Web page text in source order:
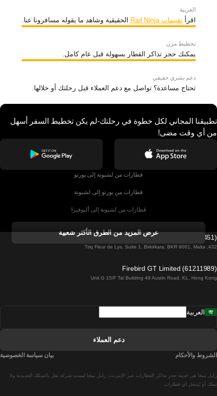
العربية
اقرأتقييمات Rail Ninja الحقيقية وشاهد ما يقوله مسافرونا عنا.
تخطيط مرن
يمكنك حجز تذاكر القطار بسهولة قبل عام كامل.
دعم بشري حقيقي
تحتاج مساعدة؟ تواصل مع دعم العملاء قبل رحلتك أو خلالها.
تطبيقنا المجاني لكل خطوة في رحلتك-لم يكن تخطيط السفر أسهل
من أي وقت مضى!
قطارات من لشبونة إلى بورتو
قطارات من بورتو إلى لشبونة
قطارات من لشبونة إلى ألبوفيرا
قطارات من ألبوفيرا إلى لشبونة
قطارات من لشبونة إلى لاغوس
قطارات من لشبونة إلى مدريد
عرض المزيد من الطرق الأكثر شعبية
Firebird GT Limited (OC 1451)
432, Triq Fleur de Lys, Suite 1, Birkirkara, BKR 9061, Malta
Firebird GT Limited (61211989)
Unit G 15/F Tal Building 49 Austin Road, KL, Hong Kong
رايل نينجا هي خدمة حجز تذاكر القطارات عبر الإنترنت. رايل نينجا ليست شركة نقل بالسكك الحديدية ولا
تملك أو تُشغل أي قطارات.
العربية
دعم العملاء
الشروط والأحكام بيان سياسة الخصوصية